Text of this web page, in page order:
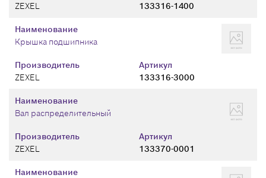
ZEXEL
133316-1400
Производитель
ZEXEL
Артикул
133316-3000
Наименование
Крышка подшипника
Производитель
ZEXEL
Артикул
133370-0001
Наименование
Вал распределительный
Наименование